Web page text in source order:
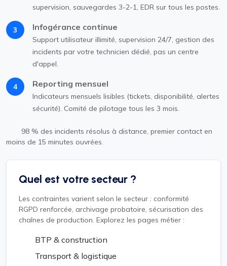
supervision, sauvegardes 3-2-1, EDR sur tous les postes.
3 Infogérance continue
Support utilisateur illimité, supervision 24/7, gestion des
incidents par votre technicien dédié, pas un centre
d'appel.
4 Reporting mensuel
Indicateurs mensuels lisibles (tickets, disponibilité, alertes
sécurité). Comité de pilotage tous les 3 mois.
98 % des incidents résolus à distance, premier contact en
moins de 15 minutes ouvrées.
Quel est votre secteur ?
Les contraintes varient selon le secteur : conformité
RGPD renforcée, archivage probatoire, sécurisation des
chaînes de production. Explorez les pages métier :
BTP & construction
Transport & logistique